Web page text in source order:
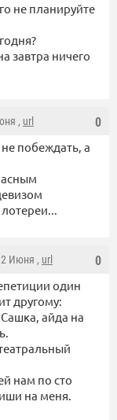
не планируйте
завтра ничего
0
, url
побеждать, а
0
2 Июня , url
один
другому:
айда на
нам по сто
на меня.